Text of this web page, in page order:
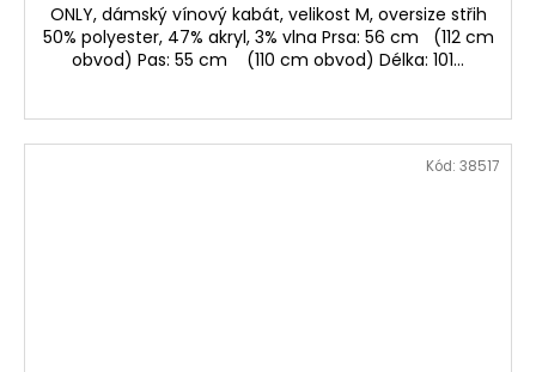
ONLY, dámský vínový kabát, velikost M, oversize střih
50% polyester, 47% akryl, 3% vlna Prsa: 56 cm (112 cm
obvod) Pas: 55 cm (110 cm obvod) Délka: 101...
Kód: 38517